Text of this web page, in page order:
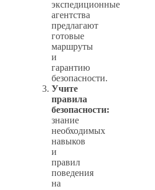
экспедиционные
агентства
предлагают
готовые
маршруты
и
гарантию
безопасности.
Учите
правила
безопасности:
знание
необходимых
навыков
и
правил
поведения
на